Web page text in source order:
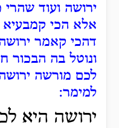
ירושה ועוד
אלא הכי קמבעיא
דהכי קאמר
ונוטל בה הבכור
לכם מורשה
למימר:
ירושה היא